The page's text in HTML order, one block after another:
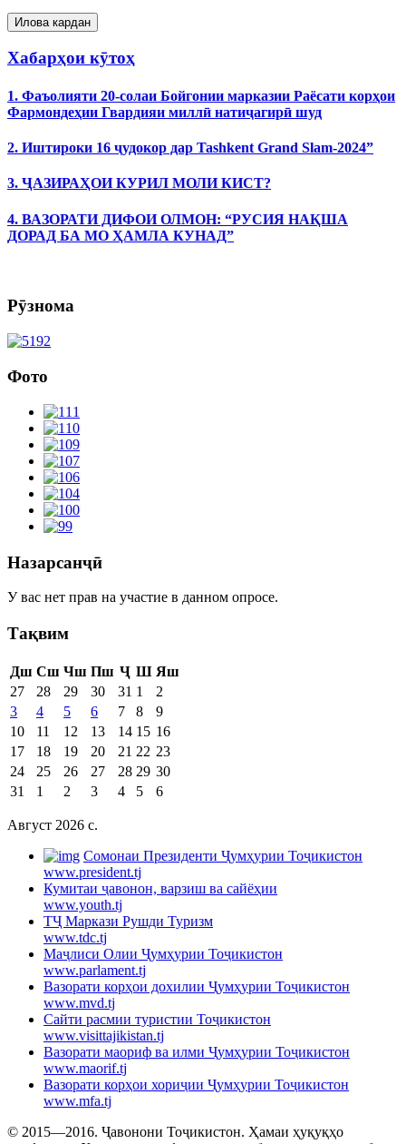
Хабарҳои кӯтоҳ
1. Фаъолияти 20-солаи Бойгонии марказии Раёсати корҳои
Фармондеҳии Гвардияи миллӣ натиҷагирӣ шуд
2. Иштироки 16 ҷудокор дар Tashkent Grand Slam-2024”
3. ҶАЗИРАҲОИ КУРИЛ МОЛИ КИСТ?
4. ВАЗОРАТИ ДИФОИ ОЛМОН: “РУСИЯ НАҚША
ДОРАД БА МО ҲАМЛА КУНАД”
Рӯзнома
Фото
Назарсанҷӣ
У вас нет прав на участие в данном опросе.
Тақвим
Дш Сш Чш Пш Ҷ Ш Яш
27
28 29 30 31 1
2
3
4 5 6 7 8
9
10
11 12 13 14 15 16
17
18 19 20 21 22 23
24
25 26 27 28 29 30
31
1 2 3 4 5 6
Август 2026 c.
Cомонаи Президенти Ҷумҳурии Тоҷикистон
www.president.tj
Кумитаи ҷавонон, варзиш ва сайёҳии
www.youth.tj
ТҶ Маркази Рушди Туризм
www.tdc.tj
Маҷлиси Олии Ҷумҳурии Тоҷикистон
www.parlament.tj
Вазорати корҳои дохилии Ҷумҳурии Тоҷикистон
www.mvd.tj
Сайти расмии туристии Тоҷикистон
www.visittajikistan.tj
Вазорати маориф ва илми Ҷумҳурии Тоҷикистон
www.maorif.tj
Вазорати корҳои хориҷии Ҷумҳурии Тоҷикистон
www.mfa.tj
© 2015—2016. Ҷавонони Тоҷикистон. Ҳамаи ҳуқуқҳо